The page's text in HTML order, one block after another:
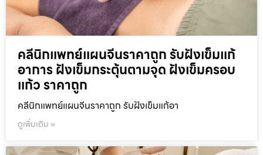
คลีนิกแพทย์แผนจีนราคาถูก รับฝังเข็มแก้
อาการ ฝังเข็มกระตุ้นตามจุด ฝังเข็มครอบ
แก้ว ราคาถูก
คลีนิกแพทย์แผนจีนราคาถูก รับฝังเข็มแก้อา
ดูเพิ่มเติม »